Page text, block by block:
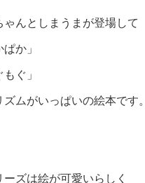
んとしまうまが登場して
か」
ぐ」
ムがいっぱいの絵本です。
ズは絵が可愛いらしく